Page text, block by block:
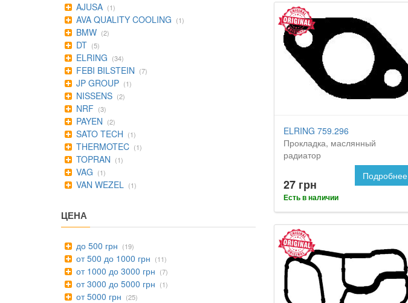
AJUSA (1)
AVA QUALITY COOLING (1)
BMW (2)
DT (5)
ELRING (34)
FEBI BILSTEIN (7)
JP GROUP (1)
NISSENS (2)
NRF (3)
PAYEN (2)
SATO TECH (1)
THERMOTEC (1)
TOPRAN (1)
VAG (1)
VAN WEZEL (1)
ЦЕНА
до 500 грн (19)
от 500 до 1000 грн (11)
от 1000 до 3000 грн (7)
от 3000 до 5000 грн (1)
от 5000 грн (25)
ELRING 759.296
Прокладка, маслянный
радиатор
27 грн
Есть в наличии
Подробнее